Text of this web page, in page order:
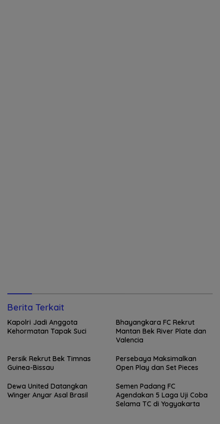
Berita Terkait
Kapolri Jadi Anggota
Kehormatan Tapak Suci
Bhayangkara FC Rekrut
Mantan Bek River Plate dan
Valencia
Persik Rekrut Bek Timnas
Guinea-Bissau
Persebaya Maksimalkan
Open Play dan Set Pieces
Dewa United Datangkan
Winger Anyar Asal Brasil
Semen Padang FC
Agendakan 5 Laga Uji Coba
Selama TC di Yogyakarta